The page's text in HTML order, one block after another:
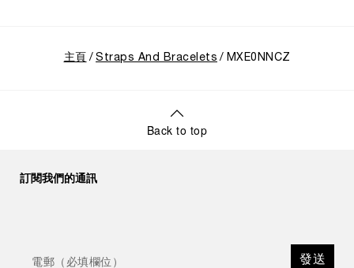
主頁 Straps And Bracelets MXE0NNCZ
Back to top
訂閱我們的通訊
發送